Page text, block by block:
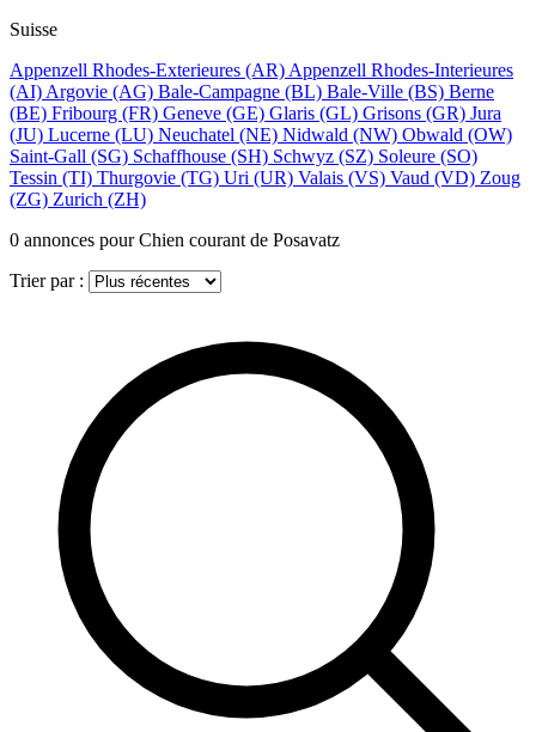
Suisse
Appenzell Rhodes-Exterieures (AR) Appenzell Rhodes-Interieures
(AI) Argovie (AG) Bale-Campagne (BL) Bale-Ville (BS) Berne
(BE) Fribourg (FR) Geneve (GE) Glaris (GL) Grisons (GR) Jura
(JU) Lucerne (LU) Neuchatel (NE) Nidwald (NW) Obwald (OW)
Saint-Gall (SG) Schaffhouse (SH) Schwyz (SZ) Soleure (SO)
Tessin (TI) Thurgovie (TG) Uri (UR) Valais (VS) Vaud (VD) Zoug
(ZG) Zurich (ZH)
0 annonces pour Chien courant de Posavatz
Trier par :